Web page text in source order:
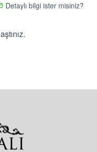
Detaylı bilgi ister misiniz?